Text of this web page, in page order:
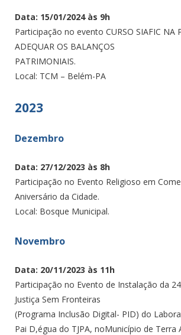
Data: 15/01/2024 às 9h
Participação no evento CURSO SIAFIC NA
ADEQUAR OS BALANÇOS
PATRIMONIAIS.
Local: TCM – Belém-PA
2023
Dezembro
Data: 27/12/2023 às 8h
Participação no Evento Religioso em
Aniversário da Cidade.
Local: Bosque Municipal.
Novembro
Data: 20/11/2023 às 11h
Participação no Evento de Instalação da
Justiça Sem Fronteiras
(Programa Inclusão Digital- PID) do
Pai D,égua do TJPA, noMunicípio de Terra